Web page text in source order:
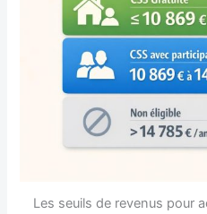
Les seuils de revenus pour